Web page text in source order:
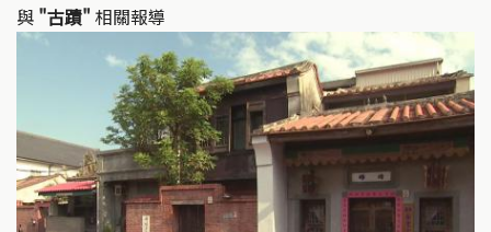
k o
k
與 "古蹟" 相關報導